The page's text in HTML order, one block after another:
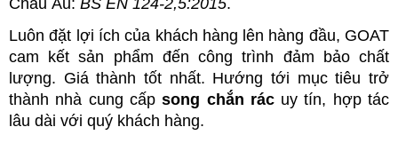
Châu Âu: BS EN 124-2,5:2015.
Luôn đặt lợi ích của khách hàng lên hàng đầu, GOAT
cam kết sản phẩm đến công trình đảm bảo chất
lượng. Giá thành tốt nhất. Hướng tới mục tiêu trở
thành nhà cung cấpsong chắn rácuy tín, hợp tác
lâu dài với quý khách hàng.